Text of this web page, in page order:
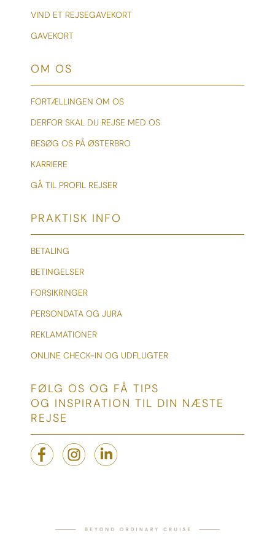
VIND ET REJSEGAVEKORT
GAVEKORT
OM OS
FORTÆLLINGEN OM OS
DERFOR SKAL DU REJSE MED OS
BESØG OS PÅ ØSTERBRO
KARRIERE
GÅ TIL PROFIL REJSER
PRAKTISK INFO
BETALING
BETINGELSER
FORSIKRINGER
PERSONDATA OG JURA
REKLAMATIONER
ONLINE CHECK-IN OG UDFLUGTER
FØLG OS OG FÅ TIPS
OG INSPIRATION TIL DIN NÆSTE
REJSE